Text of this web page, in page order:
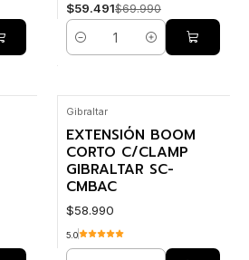
$59.491$69.990
Cantidad
Gibraltar
EXTENSIÓN BOOM
CORTO C/CLAMP
GIBRALTAR SC-
CMBAC
$58.990
5.0